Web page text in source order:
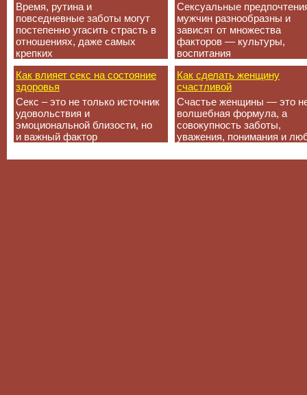
Время, рутина и
повседневные заботы могут
постепенно угасить страсть в
отношениях, даже самых
крепких
Сексуальные
мужчин разнообразны и
зависят от множества
факторов — культуры,
воспитания
Как влияет секс на состояние
здоровья
Секс – это не только источник
удовольствия и
эмоциональной близости, но
и важный фактор
Как сделать женщину
счастливой
Счастье женщины — это
волшебная формула, а
совокупность заботы,
уважения, понимания и